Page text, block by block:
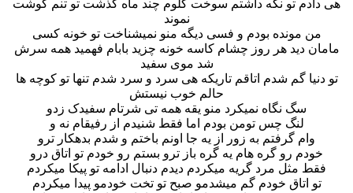
هی دادم تو نگه داشتم سوخت گلوم چند ماه گذشت تو تنم گوشت
نموند
من مونده بودم و فسی دیگه منو نمیشناخت تو خونه کسی
مامان دید هر روز چشام کاسه خونه چزید بابام فهمید همه سرش
شد موی سفید
تو دنیا گم شدم اتاقم تاریکه هی سرد و سرد شدم تنها تو کوچه ها
حالم خوب نیستش
سگ نگاه نمیکرد منو یقه همه تی شرتام سفیدک زدو
لنگ چس تومن بودم اما فقط شنیدم از رفیقام نه و
وام گرفتم به زور از یه جا اونم باختم و شدم بدهکار ترو
خودم رو گره هام یه گره باز ترو بستم رو خودم تو اتاق درو
فقط مثل مرد گریه میکردم دیدم دنبال ادامه تو پیکا میکردم
تو اتاق خودم گم میشدمو صبح تو تخت خودمو پیدا میکردم